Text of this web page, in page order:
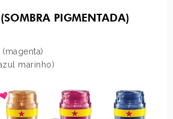
PIGMENTADA)
(magenta)
marinho)